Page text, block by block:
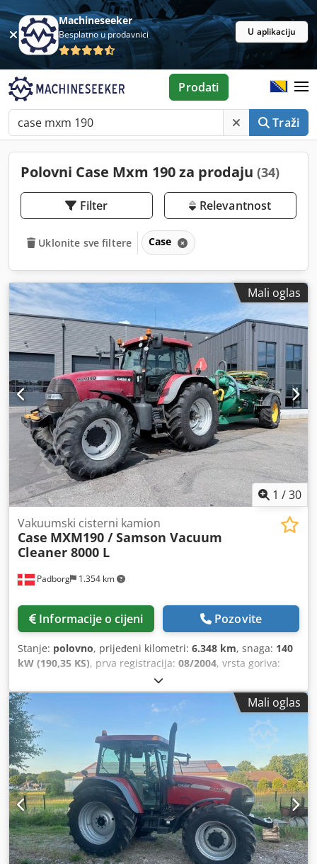
Machineseeker
Besplatno u prodavnici U aplikaciju
Traži
Prodati
Polovni Case Mxm 190 za prodaju (34)
Filter Relevantnost
Uklonite sve filtere Case
Mali oglas
1 /30
Padborg 1.354 km
Vakuumski cisterni kamion
Case MXM190 / Samson Vacuum
Cleaner 8000 L
Informacije o cijeni Pozovite
Stanje: polovno, prijeđeni kilometri: 6.348 km, snaga: 140
kW (190,35 KS), prva registracija: 08/2004, vrsta goriva:
2004,
Mali oglas